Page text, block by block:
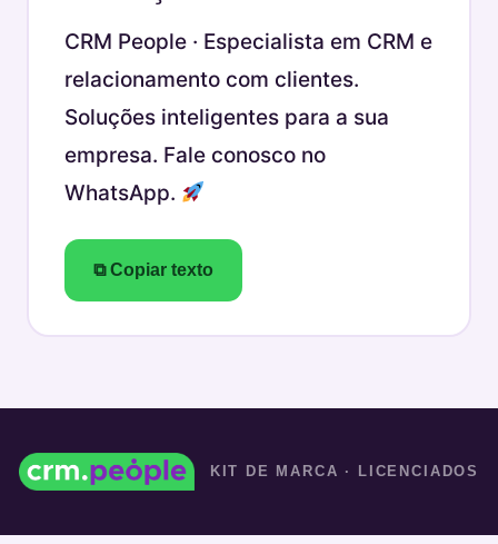
CRM People · Especialista em CRM e
relacionamento com clientes.
Soluções inteligentes para a sua
empresa. Fale conosco no
WhatsApp.
⧉ Copiar texto
KIT DE MARCA · LICENCIADOS